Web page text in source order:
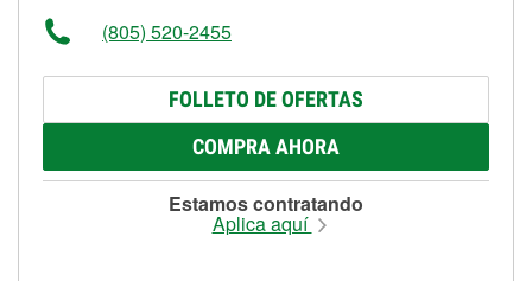
(805) 520-2455
FOLLETO DE OFERTAS
COMPRA AHORA
Estamos contratando
Aplica aquí